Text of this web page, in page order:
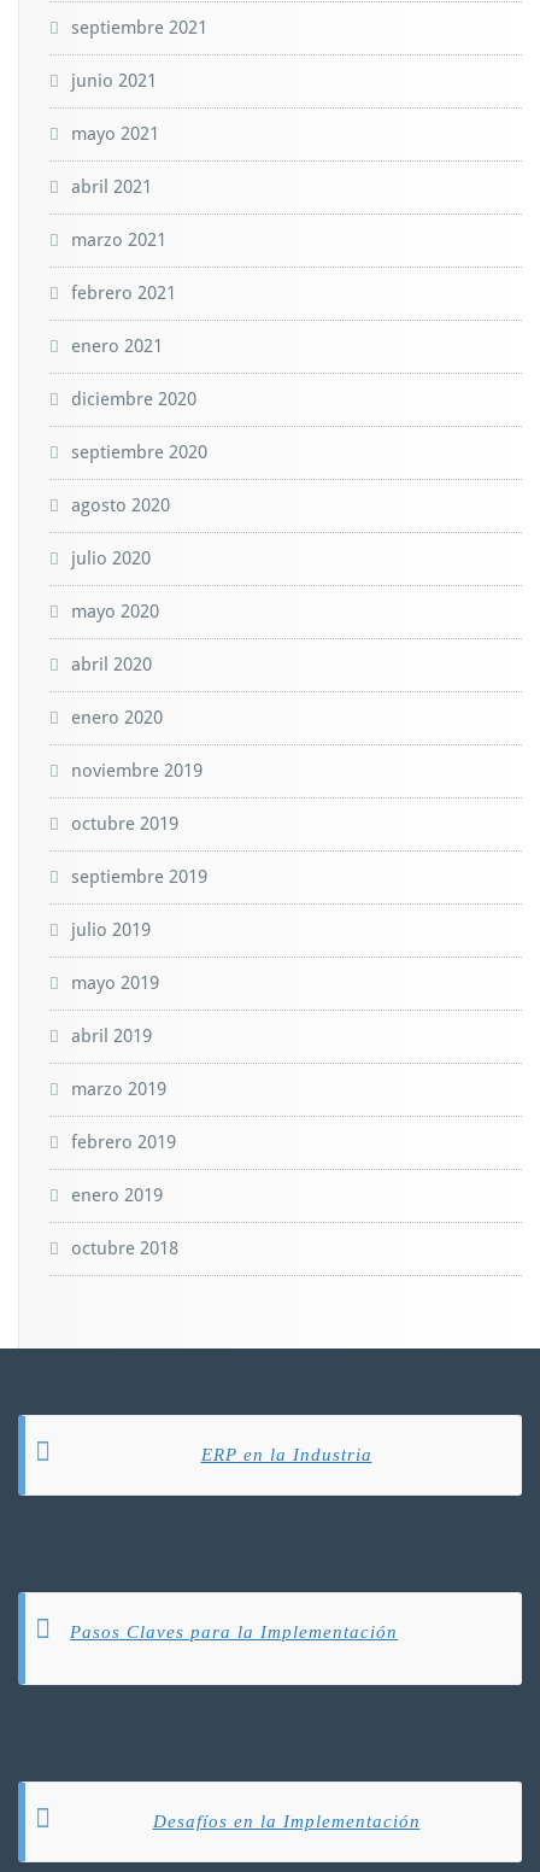
septiembre 2021
junio 2021
mayo 2021
abril 2021
marzo 2021
febrero 2021
enero 2021
diciembre 2020
septiembre 2020
agosto 2020
julio 2020
mayo 2020
abril 2020
enero 2020
noviembre 2019
octubre 2019
septiembre 2019
julio 2019
mayo 2019
abril 2019
marzo 2019
febrero 2019
enero 2019
octubre 2018
ERP en la Industria
Pasos Claves para la Implementación
Desafíos en la Implementación